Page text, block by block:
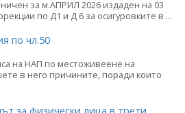
за м.АПРИЛ 2026 издаден на 03
по Д1 и Д 6 за осигуровките в ...
по чл.50
на НАП по местоживеене на
в него причините, поради които
за физически лица в трети